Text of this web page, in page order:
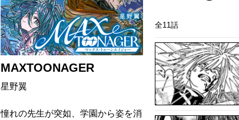
MAXTOONAGER
星野翼
憧れの先生が突如、学園から姿を消
全11話